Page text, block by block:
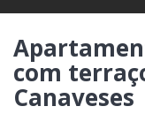
navigation
com
Canaveses